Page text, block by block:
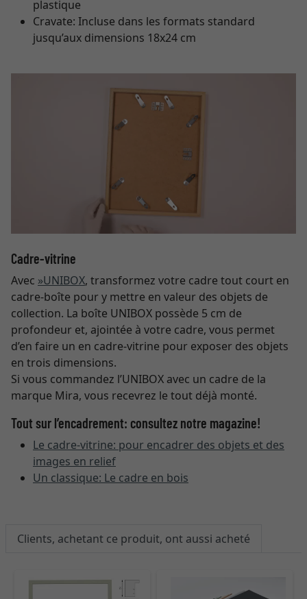
plastique
Cravate: Incluse dans les formats standard
jusqu’aux dimensions 18x24 cm
Cadre-vitrine
Avec »UNIBOX, transformez votre cadre tout court en
cadre-boîte pour y mettre en valeur des objets de
collection. La boîte UNIBOX possède 5 cm de
profondeur et, ajointée à votre cadre, vous permet
d’en faire un en cadre-vitrine pour exposer des objets
en trois dimensions.
Si vous commandez l’UNIBOX avec un cadre de la
marque Mira, vous recevrez le tout déjà monté.
Tout sur l’encadrement: consultez notre magazine!
Le cadre-vitrine: pour encadrer des objets et des
images en relief
Un classique: Le cadre en bois
Clients, achetant ce produit, ont aussi acheté